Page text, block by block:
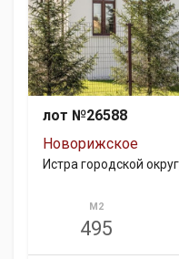
лот №26588
Новорижское
Истра городской
М2
495